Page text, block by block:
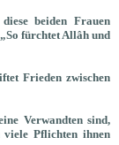
beiden Frauen
fürchtet Allâh und
Frieden zwischen
Verwandten sind,
viele Pflichten ihnen